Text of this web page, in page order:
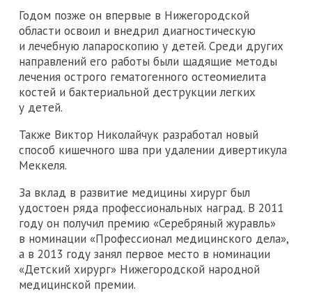
Годом позже он впервые в Нижегородской
области освоил и внедрил диагностическую
и лечебную лапароскопию у детей. Среди других
направлений его работы были щадящие методы
лечения острого гематогенного остеомиелита
костей и бактериальной деструкции легких
у детей.
Также Виктор Николайчук разработал новый
способ кишечного шва при удалении дивертикула
Меккеля.
За вклад в развитие медицины хирург был
удостоен ряда профессиональных наград. В 2011
году он получил премию «Серебряный журавль»
в номинации «Профессионал медицинского дела»,
а в 2013 году занял первое место в номинации
«Детский хирург» Нижегородской народной
медицинской премии.